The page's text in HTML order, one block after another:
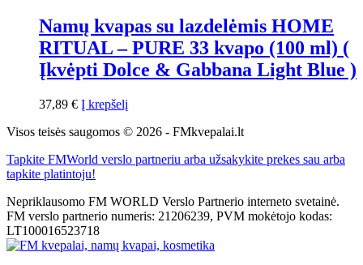
Namų kvapas su lazdelėmis HOME
RITUAL – PURE 33 kvapo (100 ml) (
Įkvėpti Dolce & Gabbana Light Blue )
37,89 € Į krepšelį
Visos teisės saugomos © 2026 - FMkvepalai.lt
Tapkite FMWorld verslo partneriu arba užsakykite prekes sau arba
tapkite platintoju!
Nepriklausomo FM WORLD Verslo Partnerio interneto svetainė.
FM verslo partnerio numeris: 21206239, PVM mokėtojo kodas:
LT100016523718